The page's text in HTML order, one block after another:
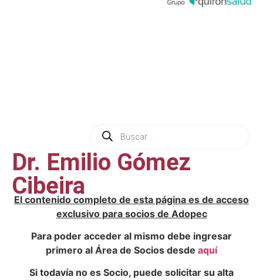
Dr. Emilio Gómez
Cibeira
El contenido completo de esta página es de acceso
exclusivo para socios de Adopec
Para poder acceder al mismo debe ingresar
primero al Área de Socios desde aquí
Si todavía no es Socio, puede solicitar su alta